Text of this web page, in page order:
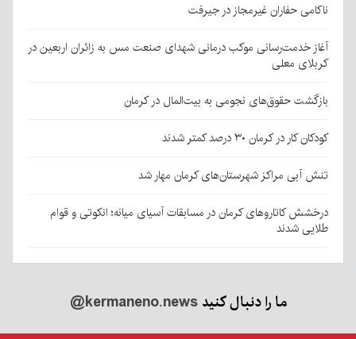
ناکامی حفاران غیرمجاز در جیرفت
آغاز خدمت‌رسانی موکب درمانی شهدای صنعت مس به زائران اربعین در
کربلای معلی
بازگشت حقوق‌های نجومی به بیت‌المال در کرمان
کودکان کار در کرمان ۳۰ درصد کمتر شدند
تنش آبی مراکز شهرستان‌های کرمان مهار شد
درخشش کاتاروهای کرمان در مسابقات آسیای میانه؛ انکوتی و قوام
طلایی شدند
ما را دنبال کنید@kermaneno.news